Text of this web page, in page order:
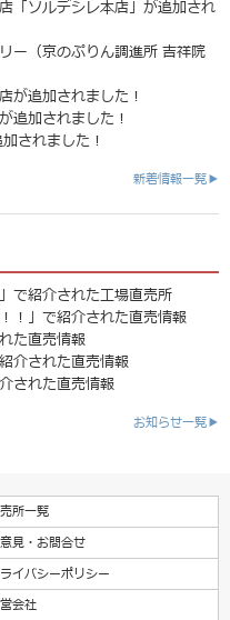
「ソルデシレ本店」が追加され
ー（京のぷりん調進所 吉祥院
追加されました！
追加されました！
されました！
新着情報一覧▶
で紹介された工場直売所
！」で紹介された直売情報
た直売情報
介された直売情報
された直売情報
お知らせ一覧▶
所一覧
見・お問合せ
イバシーポリシー
会社